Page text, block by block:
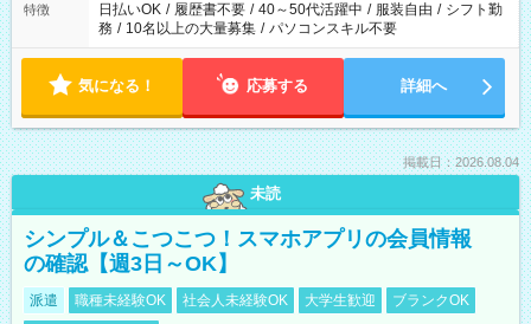
特徴 日払いOK / 履歴書不要 / 40～50代活躍中 / 服装自由 / シフト勤
務 / 10名以上の大量募集 / パソコンスキル不要
気になる！ 応募する 詳細へ
掲載日：2026.08.04
未読
シンプル＆こつこつ！スマホアプリの会員情報
の確認【週3日～OK】
派遣 職種未経験OK 社会人未経験OK 大学生歓迎
ブランクOK